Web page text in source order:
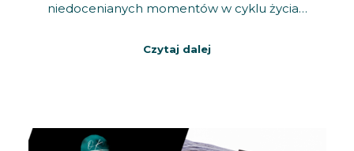
niedocenianych momentów w cyklu życia…
Czytaj dalej